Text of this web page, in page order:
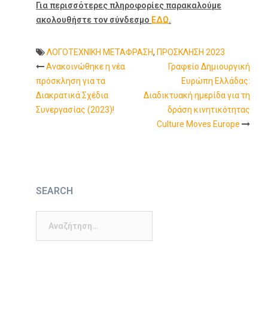
Για περισσότερες πληροφορίες παρακαλούμε
ακολουθήστε τον σύνδεσμο ΕΔΩ.
ΛΟΓΟΤΕΧΝΙΚΗ ΜΕΤΑΦΡΑΣΗ, ΠΡΟΣΚΛΗΣΗ 2023
Post
navigation
Ανακοινώθηκε η νέα
πρόσκληση για τα
Διακρατικά Σχέδια
Συνεργασίας (2023)!
Γραφείο Δημιουργική
Ευρώπη Ελλάδας:
Διαδικτυακή ημερίδα για τη
δράση κινητικότητας
Culture Moves Europe
SEARCH